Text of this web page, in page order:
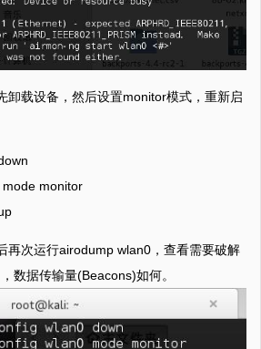
卸载设备，然后设置monitor模式，重新启
monitor
再次运行airodump wlan0，查看需要破解
数据传输量(Beacons)如何。